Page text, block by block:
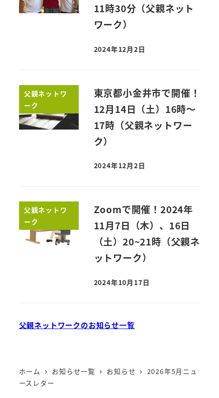
11時30分（父親ネット
ワーク）
2024年12月2日
父親ネットワ
ーク
東京都小金井市で開催！
12月14日（土）16時～
17時（父親ネットワー
ク）
2024年12月2日
父親ネットワ
ーク
Zoomで開催！2024年
11月7日（木）、16日
（土）20~21時（父親ネ
ットワーク）
2024年10月17日
父親ネットワークのお知らせ一覧
ホーム お知らせ一覧 お知らせ
2026年5月ニュ
ースレター